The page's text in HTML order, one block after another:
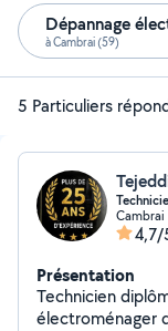
Dépannage
à Cambrai (59)
5 Particuliers
Cambrai
4,7/
Présentation
Technicien diplômé 24 ans d'expérience «
électroménager